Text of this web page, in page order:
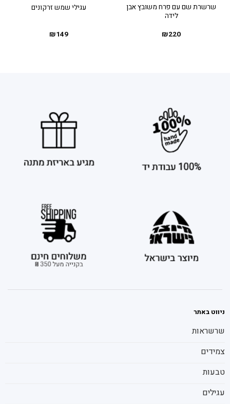
שרשרת שם עם פרח משובץ אבן
לידה
₪220
עגילי שמש זרקונים
₪149
ניווט באתר
שרשראות
צמידים
טבעות
עגילים